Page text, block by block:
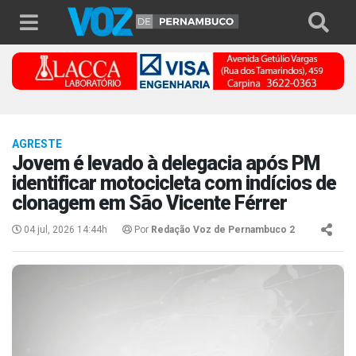
AGRESTE
Jovem é levado à delegacia após PM
identificar motocicleta com indícios de
clonagem em São Vicente Férrer
04 jul, 2026 14:44h Por Redação Voz de Pernambuco 2